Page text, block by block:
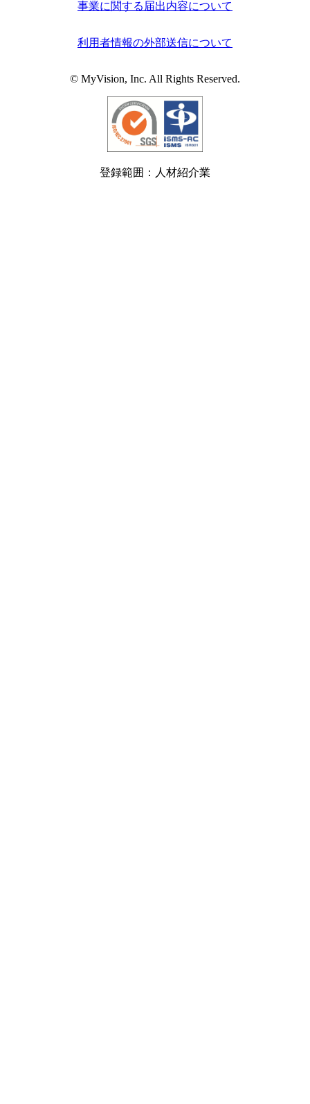
事業に関する届出内容について
利用者情報の外部送信について
© MyVision, Inc. All Rights Reserved.
登録範囲：人材紹介業